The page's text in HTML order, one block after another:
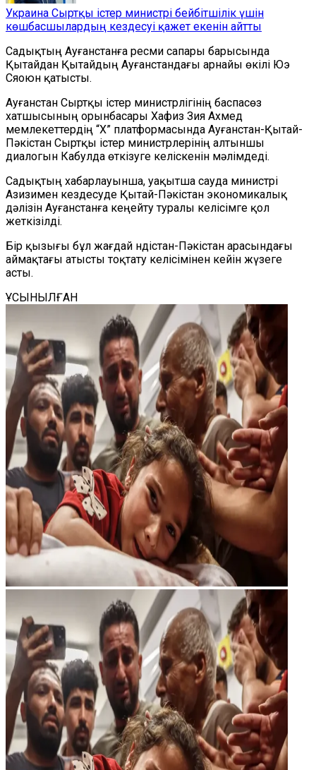
Украина Сыртқы істер министрі бейбітшілік үшін
көшбасшылардың кездесуі қажет екенін айтты
Садықтың Ауғанстанға ресми сапары барысында
Қытайдан Қытайдың Ауғанстандағы арнайы өкілі Юэ
Сяоюн қатысты.
Ауғанстан Сыртқы істер министрлігінің баспасөз
хатшысының орынбасары Хафиз Зия Ахмед
мемлекеттердің “X” платформасында Ауғанстан-Қытай-
Пәкістан Сыртқы істер министрлерінің алтыншы
диалогын Кабулда өткізуге келіскенін мәлімдеді.
Садықтың хабарлауынша, уақытша сауда министрі
Азизимен кездесуде Қытай-Пәкістан экономикалық
дәлізін Ауғанстанға кеңейту туралы келісімге қол
жеткізілді.
Бір қызығы бұл жағдай Үндістан-Пәкістан арасындағы
аймақтағы атысты тоқтату келісімінен кейін жүзеге
асты.
ҰСЫНЫЛҒАН